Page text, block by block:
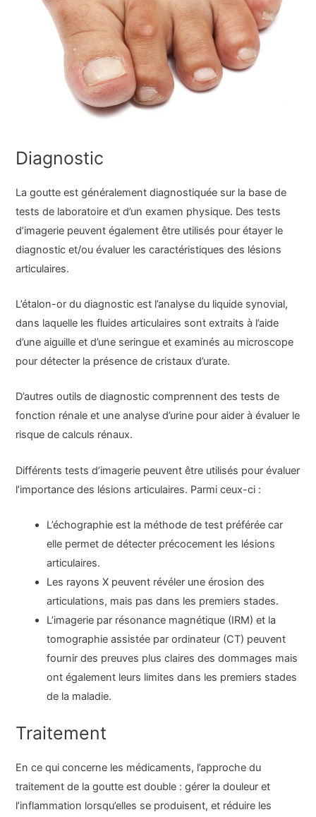
Diagnostic
La goutte est généralement diagnostiquée sur la base de
tests de laboratoire et d’un examen physique. Des tests
d’imagerie peuvent également être utilisés pour étayer le
diagnostic et/ou évaluer les caractéristiques des lésions
articulaires.
L’étalon-or du diagnostic est l’analyse du liquide synovial,
dans laquelle les fluides articulaires sont extraits à l’aide
d’une aiguille et d’une seringue et examinés au microscope
pour détecter la présence de cristaux d’urate.
D’autres outils de diagnostic comprennent des tests de
fonction rénale et une analyse d’urine pour aider à évaluer le
risque de calculs rénaux.
Différents tests d’imagerie peuvent être utilisés pour évaluer
l’importance des lésions articulaires. Parmi ceux-ci :
L’échographie est la méthode de test préférée car
elle permet de détecter précocement les lésions
articulaires.
Les rayons X peuvent révéler une érosion des
articulations, mais pas dans les premiers stades.
L’imagerie par résonance magnétique (IRM) et la
tomographie assistée par ordinateur (CT) peuvent
fournir des preuves plus claires des dommages mais
ont également leurs limites dans les premiers stades
de la maladie.
Traitement
En ce qui concerne les médicaments, l’approche du
traitement de la goutte est double : gérer la douleur et
l’inflammation lorsqu’elles se produisent, et réduire les